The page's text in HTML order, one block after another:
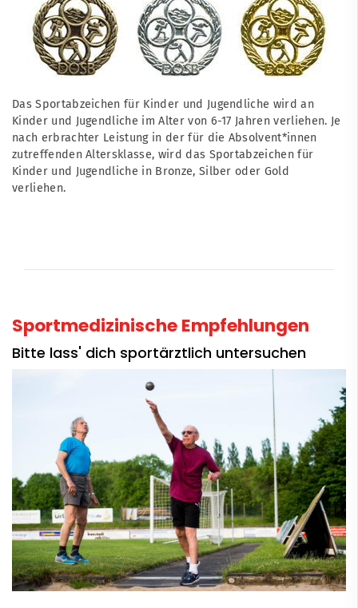
Das Sportabzeichen für Kinder und Jugendliche wird an
Kinder und Jugendliche im Alter von 6-17 Jahren verliehen. Je
nach erbrachter Leistung in der für die Absolvent*innen
zutreffenden Altersklasse, wird das Sportabzeichen für
Kinder und Jugendliche in Bronze, Silber oder Gold
verliehen.
Sportmedizinische Empfehlungen
Bitte lass' dich sportärztlich untersuchen